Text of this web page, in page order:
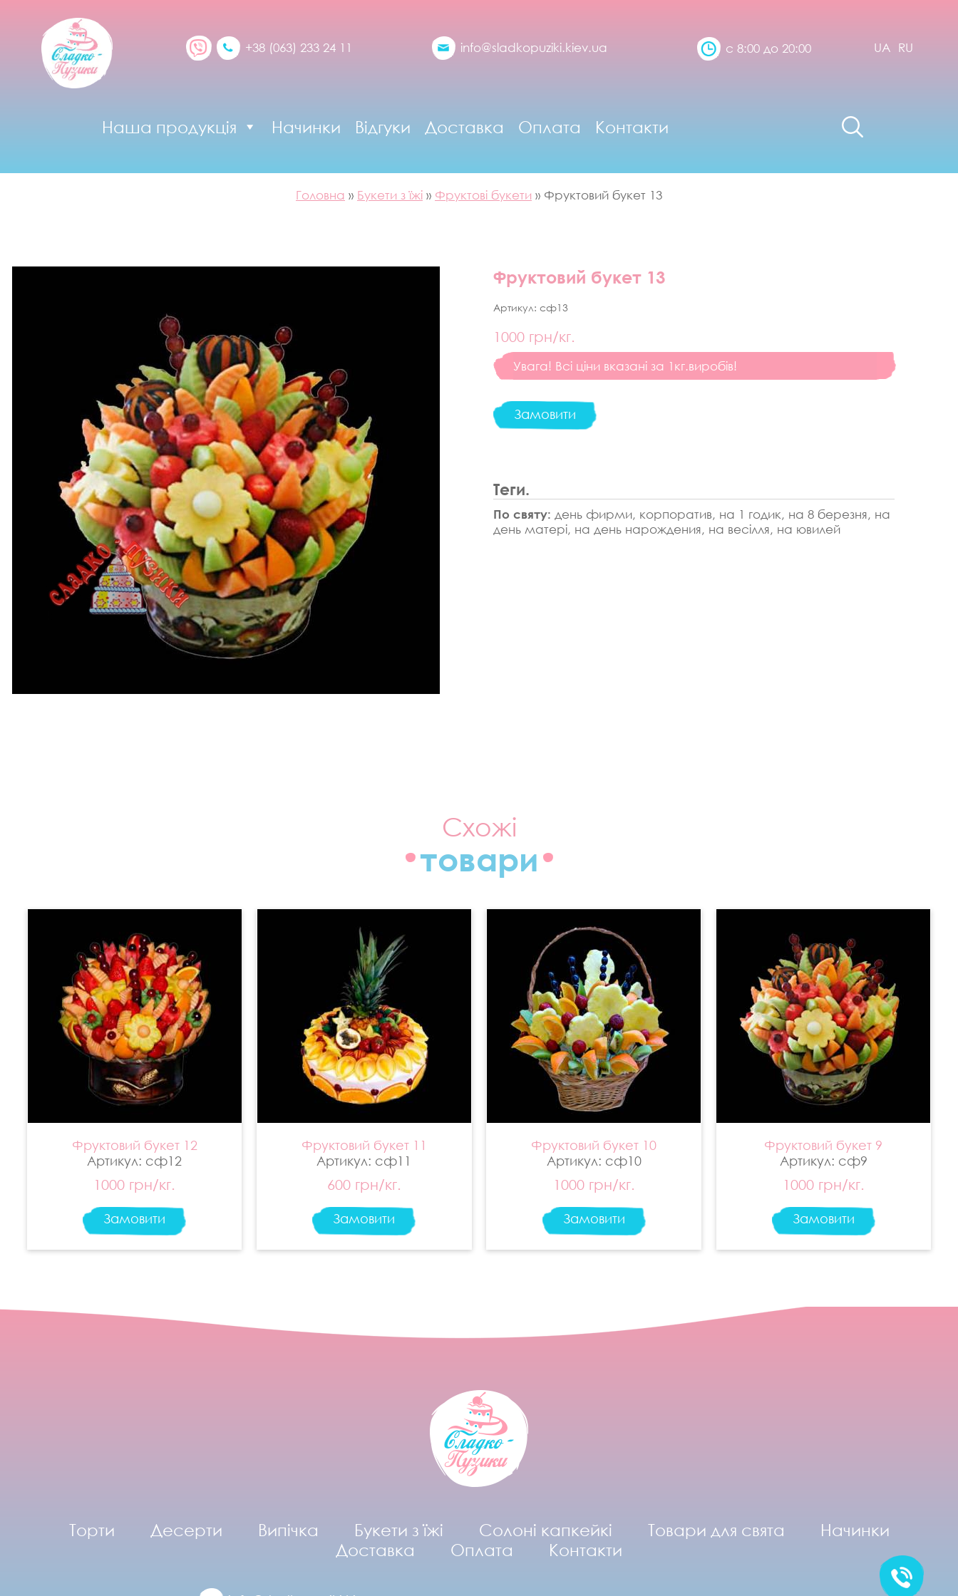
+38 (063) 233 24 11 info@sladkopuziki.kiev.ua с 8:00 до 20:00 UA RU
Наша продукція Начинки Відгуки Доставка Оплата Контакти
Головна » Букети з їжі » Фруктові букети » Фруктовий букет 13
Фруктовий букет 13
Артикул: сф13
1000 грн/кг.
Увага! Всі ціни вказані за 1кг.виробів!
Замовити
Теги.
По святу: день фирми, корпоратив, на 1 годик, на 8 березня, на
день матері, на день нарождения, на весілля, на ювилей
Схожі
товари
Фруктовий букет 12
Артикул: сф12
1000 грн/кг.
Замовити
Фруктовий букет 11
Артикул: сф11
600 грн/кг.
Замовити
Фруктовий букет 10
Артикул: сф10
1000 грн/кг.
Замовити
Фруктовий букет 9
Артикул: сф9
1000 грн/кг.
Замовити
Торти Десерти Випічка Букети з їжі Солоні капкейкі Товари для свята
Начинки
Доставка
Оплата Контакти